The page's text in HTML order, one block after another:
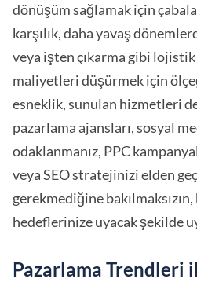
dönüşüm sağlamak için
karşılık, daha yavaş
veya işten çıkarma gibi lojistik
maliyetleri düşürmek için
esneklik, sunulan hizmetleri
pazarlama ajansları, sosyal
odaklanmanız, PPC
veya SEO stratejinizi elden
gerekmediğine
hedeflerinize uyacak şekilde
Pazarlama Trendleri